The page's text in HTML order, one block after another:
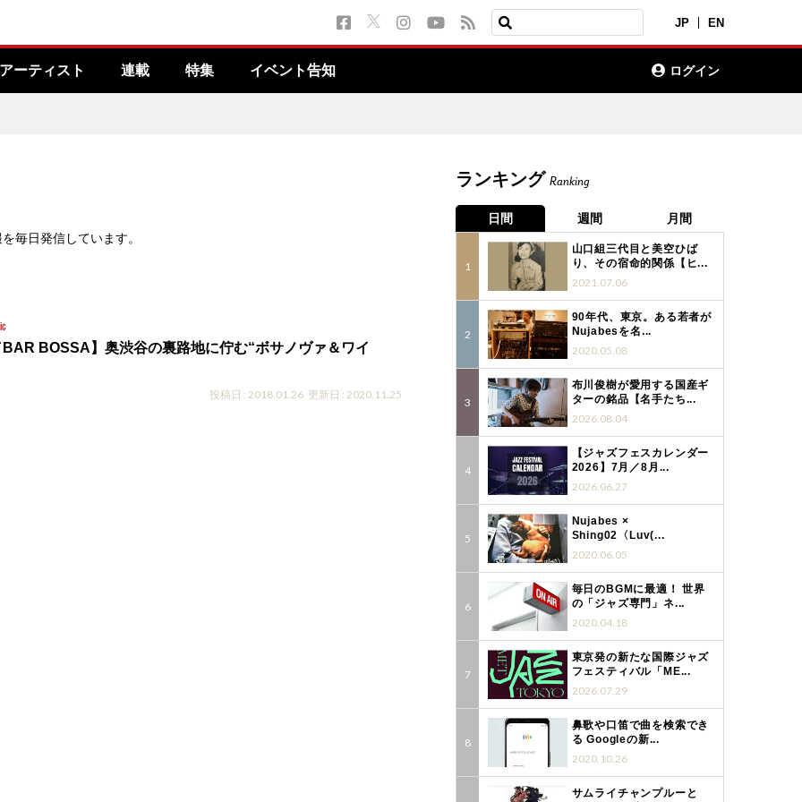
JP EN
ーティスト 連載 特集 イベント告知 ログイン
毎日発信しています。
BOSSA】奥渋谷の裏路地に佇む“ボサノヴァ＆ワイ
投稿日 : 2018.01.26 更新日 : 2020.11.25
ランキング Ranking
日間 週間 月間
山口組三代目と美空ひば
り、その宿命的関係【ヒ...
2021.07.06
90年代、東京。ある若者が
Nujabesを名...
2020.05.08
布川俊樹が愛用する国産ギ
ターの銘品【名手たち...
2026.08.04
【ジャズフェスカレンダー
2026】7月／8月...
2026.06.27
Nujabes ×
Shing02〈Luv(...
2020.06.05
毎日のBGMに最適！ 世界
の「ジャズ専門」ネ...
2020.04.18
東京発の新たな国際ジャズ
フェスティバル「ME...
2026.07.29
鼻歌や口笛で曲を検索でき
る Googleの新...
2020.10.26
サムライチャンプルーと